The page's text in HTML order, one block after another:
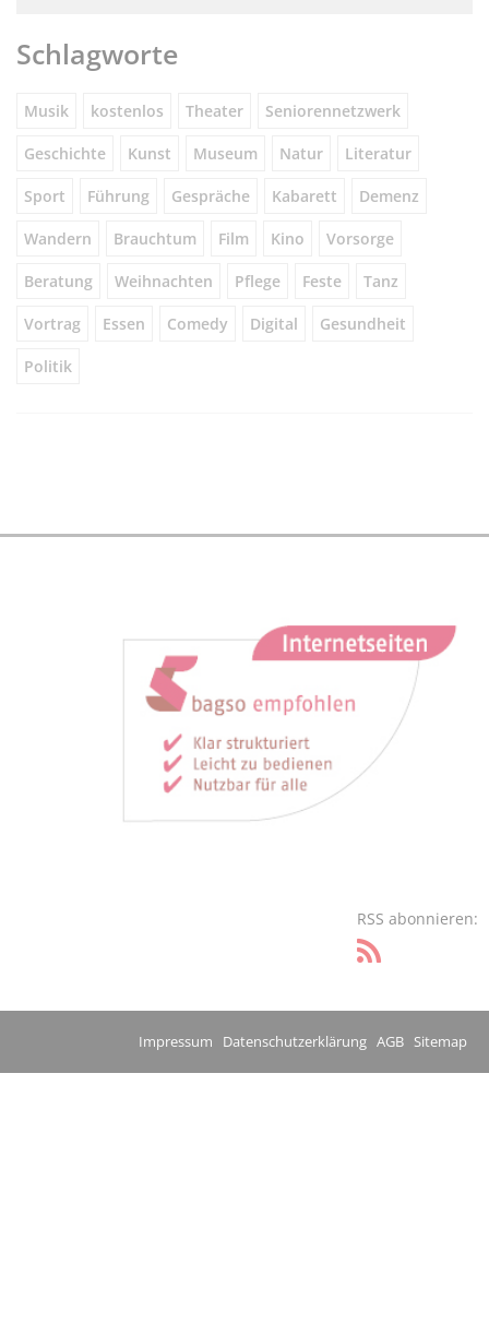
Schlagworte
Musik kostenlos Theater Seniorennetzwerk
Geschichte Kunst Museum Natur Literatur
Sport Führung Gespräche Kabarett Demenz
Wandern Brauchtum Film Kino Vorsorge
Beratung Weihnachten Pflege Feste Tanz
Vortrag Essen Comedy Digital Gesundheit
Politik
RSS abonnieren:
Impressum Datenschutzerklärung AGB Sitemap